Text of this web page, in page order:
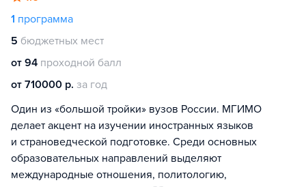
1 программа
5 бюджетных мест
от 94 проходной балл
от 710000 р. за год
Один из «большой тройки» вузов России. МГИМО
делает акцент на изучении иностранных языков
и страноведческой подготовке. Среди основных
образовательных направлений выделяют
международные отношения, политологию,